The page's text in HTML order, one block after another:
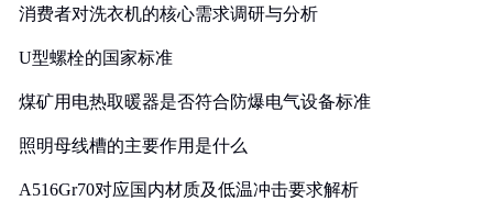
消费者对洗衣机的核心需求调研与分析
U型螺栓的国家标准
煤矿用电热取暖器是否符合防爆电气设备标准
照明母线槽的主要作用是什么
A516Gr70对应国内材质及低温冲击要求解析